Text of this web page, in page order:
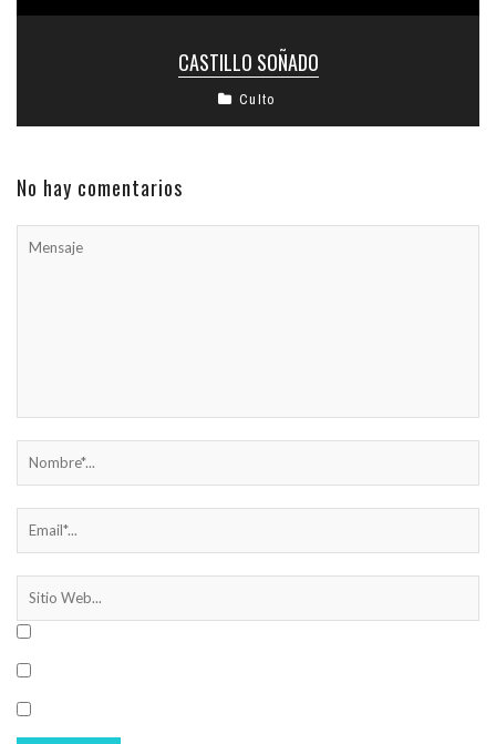
CASTILLO SOÑADO
Culto
No hay comentarios